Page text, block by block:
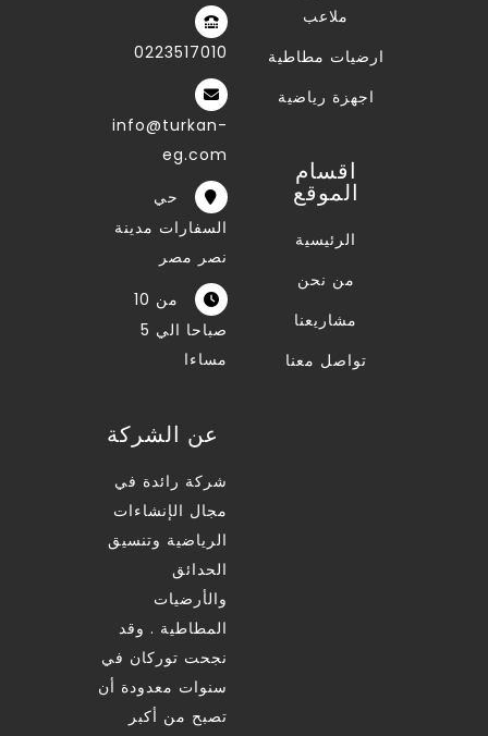
0223517010
info@turkan-
eg.com
حي
السفارات مدينة
نصر مصر
من 10
صباحا الي 5
مساءا
ملاعب
ارضيات مطاطية
اجهزة رياضية
اقسام
الموقع
الرئيسية
من نحن
مشاريعنا
تواصل معنا
عن الشركة
شركة رائدة في
مجال الإنشاءات
الرياضية وتنسيق
الحدائق
والأرضيات
المطاطية . وقد
نجحت توركان في
سنوات معدودة أن
تصبح من أكبر